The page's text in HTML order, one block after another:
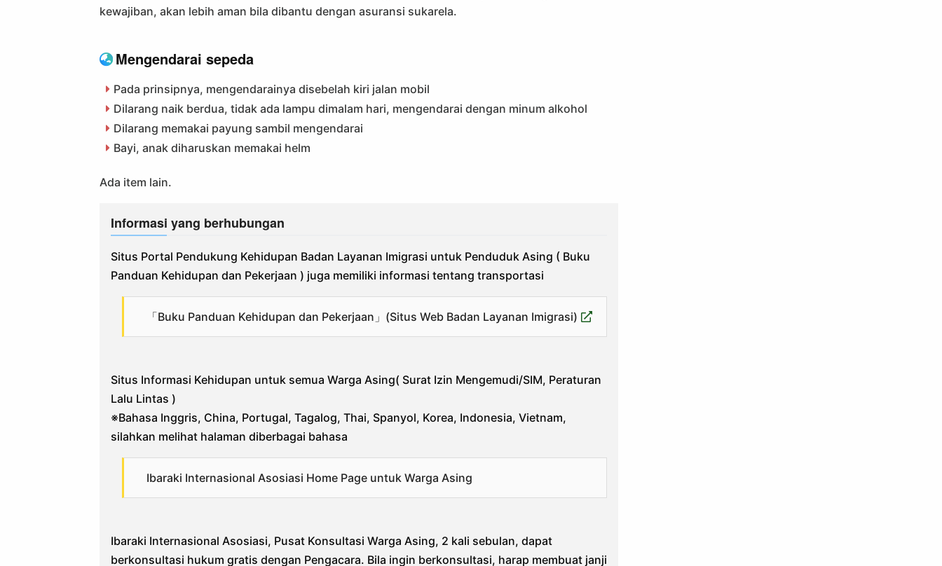
kewajiban, akan lebih aman bila dibantu dengan asuransi sukarela.
Mengendarai sepeda
Pada prinsipnya, mengendarainya disebelah kiri jalan mobil
Dilarang naik berdua, tidak ada lampu dimalam hari, mengendarai dengan minum alkohol
Dilarang memakai payung sambil mengendarai
Bayi, anak diharuskan memakai helm
Ada item lain.
Informasi yang berhubungan
Situs Portal Pendukung Kehidupan Badan Layanan Imigrasi untuk Penduduk Asing ( Buku
Panduan Kehidupan dan Pekerjaan ) juga memiliki informasi tentang transportasi
「Buku Panduan Kehidupan dan Pekerjaan」(Situs Web Badan Layanan Imigrasi)
Situs Informasi Kehidupan untuk semua Warga Asing( Surat Izin Mengemudi/SIM, Peraturan
Lalu Lintas )
※Bahasa Inggris, China, Portugal, Tagalog, Thai, Spanyol, Korea, Indonesia, Vietnam,
silahkan melihat halaman diberbagai bahasa
Ibaraki Internasional Asosiasi Home Page untuk Warga Asing
Ibaraki Internasional Asosiasi, Pusat Konsultasi Warga Asing, 2 kali sebulan, dapat
berkonsultasi hukum gratis dengan Pengacara. Bila ingin berkonsultasi, harap membuat janji